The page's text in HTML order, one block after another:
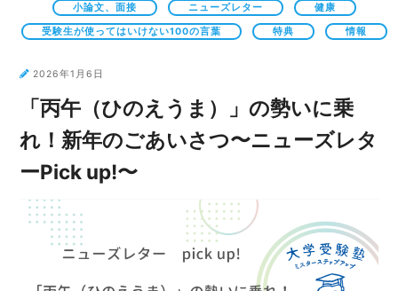
小論文、面接 ニューズレター 健康
受験生が使ってはいけない100の言葉 特典 情報
2026年1月6日
「丙午（ひのえうま）」の勢いに乗
れ！新年のごあいさつ〜ニューズレタ
ーPick up!〜